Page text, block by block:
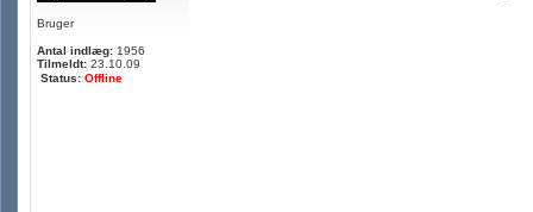
Bruger
Antal indlæg: 1956
Tilmeldt: 23.10.09
Status: Offline